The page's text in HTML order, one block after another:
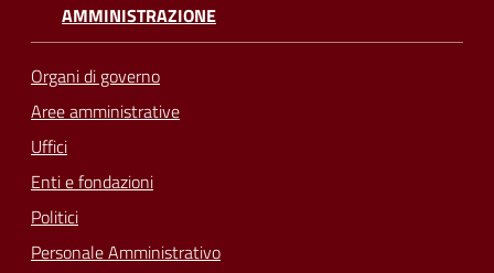
AMMINISTRAZIONE
Organi di governo
Aree amministrative
Uffici
Enti e fondazioni
Politici
Personale Amministrativo